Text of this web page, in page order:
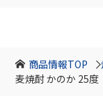
商品情報TOP
麦焼酎 かのか 25度